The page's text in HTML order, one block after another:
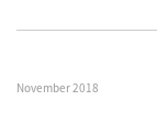
November 2018